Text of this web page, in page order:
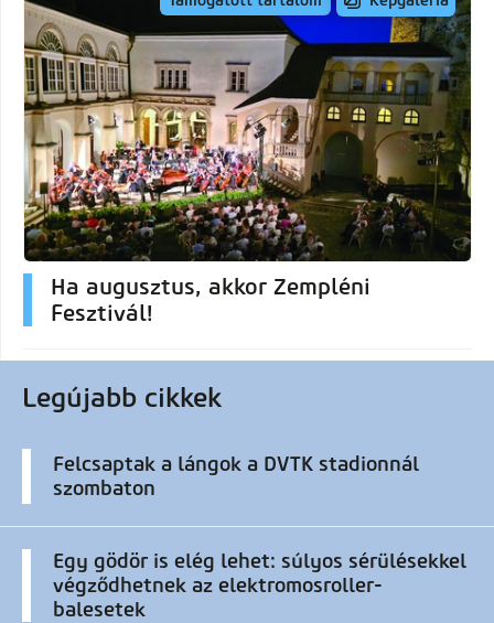
Ha augusztus, akkor Zempléni
Fesztivál!
Legújabb cikkek
Felcsaptak a lángok a DVTK stadionnál
szombaton
Egy gödör is elég lehet: súlyos sérülésekkel
végződhetnek az elektromosroller-
balesetek